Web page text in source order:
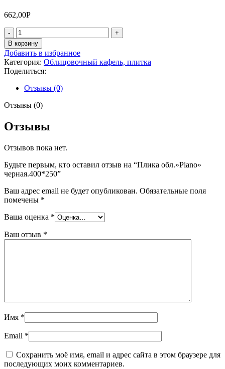
662,00Р
Количество
товара
Плика
обл."Piano"
черная.400*250
В корзину
Добавить в избранное
Категория: Облицовочный кафель, плитка
Поделиться:
Отзывы (0)
Отзывы (0)
Отзывы
Отзывов пока нет.
Будьте первым, кто оставил отзыв на “Плика обл.»Piano»
черная.400*250”
Ваш адрес email не будет опубликован. Обязательные поля
помечены *
Ваша оценка *
Ваш отзыв *
Имя *
Email *
Сохранить моё имя, email и адрес сайта в этом браузере для
последующих моих комментариев.